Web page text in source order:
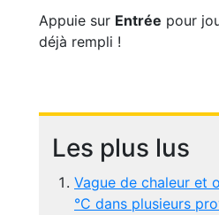
Appuie sur Entrée pour
déjà rempli !
Les plus lus
Vague de chaleur et
°C dans plusieurs